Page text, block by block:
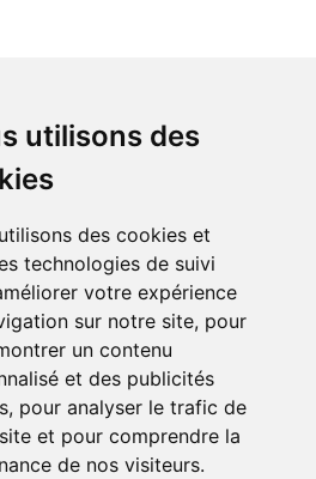
utilisons des
des cookies et
technologies de suivi
votre expérience
sur notre site, pour
un contenu
et des publicités
pour analyser le trafic de
et pour comprendre la
de nos visiteurs.
et offres actuels